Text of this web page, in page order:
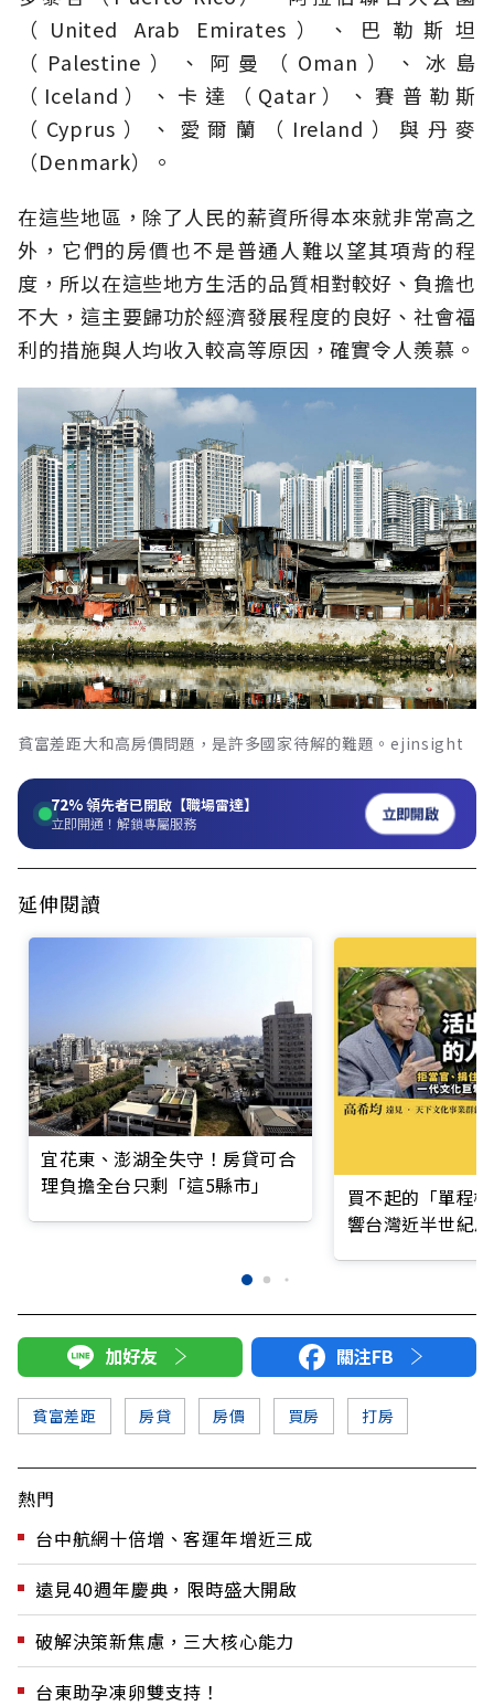
（United Arab Emirates）、巴勒斯坦
（Palestine）、阿曼（Oman）、冰島
（Iceland）、卡達（Qatar）、賽普勒斯
（Cyprus）、愛爾蘭（Ireland）與丹麥
（Denmark）。
在這些地區，除了人民的薪資所得本來就非常高之
外，它們的房價也不是普通人難以望其項背的程
度，所以在這些地方生活的品質相對較好、負擔也
不大，這主要歸功於經濟發展程度的良好、社會福
利的措施與人均收入較高等原因，確實令人羨慕。
貧富差距大和高房價問題，是許多國家待解的難題。ejinsight
72%領先者已開啟【職場雷達】
立即開通！解鎖專屬服務 立即開啟
延伸閱讀
宜花東、澎湖全失守！房貸可合
理負擔全台只剩「這5縣市」
買不起的「單程
響台灣近半世紀
加好友 關注FB
貧富差距 房貸 房價 買房 打房
熱門
台中航網十倍增、客運年增近三成
遠見40週年慶典，限時盛大開啟
破解決策新焦慮，三大核心能力
台東助孕凍卵雙支持！